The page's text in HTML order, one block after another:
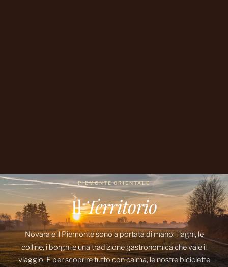
PIEMONTE ORIENTALE
IlTerritorio
Novara e il Piemonte sono a portata di mano: i laghi, le
colline, i borghi e una tradizione gastronomica che vale il
viaggio. E per scoprire tutto con calma, le nostre biciclette